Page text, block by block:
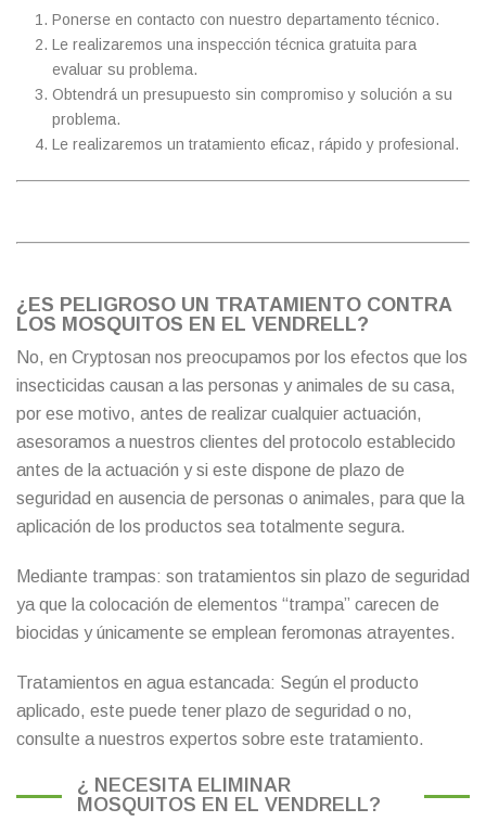
Ponerse en contacto con nuestro departamento técnico.
Le realizaremos una inspección técnica gratuita para
evaluar su problema.
Obtendrá un presupuesto sin compromiso y solución a su
problema.
Le realizaremos un tratamiento eficaz, rápido y profesional.
¿ES PELIGROSO UN TRATAMIENTO CONTRA
LOS MOSQUITOS EN EL VENDRELL?
No, en Cryptosan nos preocupamos por los efectos que los
insecticidas causan a las personas y animales de su casa,
por ese motivo, antes de realizar cualquier actuación,
asesoramos a nuestros clientes del protocolo establecido
antes de la actuación y si este dispone de plazo de
seguridad en ausencia de personas o animales, para que la
aplicación de los productos sea totalmente segura.
Mediante trampas: son tratamientos sin plazo de seguridad
ya que la colocación de elementos “trampa” carecen de
biocidas y únicamente se emplean feromonas atrayentes.
Tratamientos en agua estancada: Según el producto
aplicado, este puede tener plazo de seguridad o no,
consulte a nuestros expertos sobre este tratamiento.
¿ NECESITA ELIMINAR
MOSQUITOS EN EL VENDRELL?